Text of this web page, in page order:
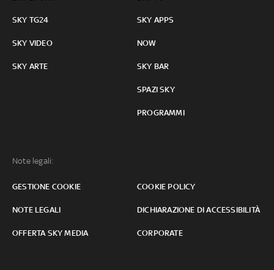
SKY TG24
SKY VIDEO
SKY ARTE
SKY APPS
NOW
SKY BAR
SPAZI SKY
PROGRAMMI
Note legali:
GESTIONE COOKIE COOKIE POLICY
NOTE LEGALI DICHIARAZIONE DI ACCESSIBILITÀ
OFFERTA SKY MEDIA CORPORATE